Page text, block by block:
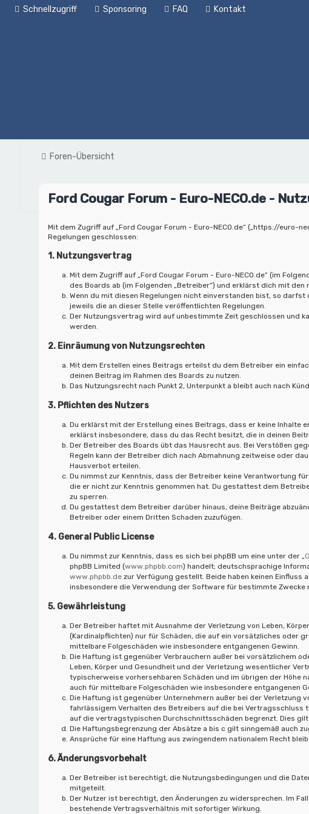
Schnellzugriff Sponsoring FAQ Kontakt
Foren-Übersicht
Ford Cougar Forum - Euro-NECO.de -
Mit dem Zugriff auf „Ford Cougar Forum - Euro-NECO.de“ („https://
Regelungen geschlossen:
1. Nutzungsvertrag
Mit dem Zugriff auf „Ford Cougar Forum - Euro-NECO.de“ (im
des Boards ab (im Folgenden „Betreiber“) und erklärst dich mit
Wenn du mit diesen Regelungen nicht einverstanden bist, so
jeweils die an dieser Stelle veröffentlichten Regelungen.
Der Nutzungsvertrag wird auf unbestimmte Zeit geschlossen und
werden.
2. Einräumung von Nutzungsrechten
Mit dem Erstellen eines Beitrags erteilst du dem Betreiber ein
deinen Beitrag im Rahmen des Boards zu nutzen.
Das Nutzungsrecht nach Punkt 2, Unterpunkt a bleibt auch nach
3. Pflichten des Nutzers
Du erklärst mit der Erstellung eines Beitrags, dass er keine Inhalte
erklärst insbesondere, dass du das Recht besitzt, die in deinen
Der Betreiber des Boards übt das Hausrecht aus. Bei Verstößen
Regeln kann der Betreiber dich nach Abmahnung zeitweise oder
Hausverbot erteilen.
Du nimmst zur Kenntnis, dass der Betreiber keine Verantwortung
die er nicht zur Kenntnis genommen hat. Du gestattest dem
zu sperren.
Du gestattest dem Betreiber darüber hinaus, deine Beiträge
Betreiber oder einem Dritten Schaden zuzufügen.
4. General Public License
Du nimmst zur Kenntnis, dass es sich bei phpBB um eine unter der „
phpBB Limited (www.phpbb.com) handelt; deutschsprachige
www.phpbb.dezur Verfügung gestellt. Beide haben keinen Einfluss
insbesondere die Verwendung der Software für bestimmte
5. Gewährleistung
Der Betreiber haftet mit Ausnahme der Verletzung von Leben,
(Kardinalpflichten) nur für Schäden, die auf ein vorsätzliches oder
mittelbare Folgeschäden wie insbesondere entgangenen Gewinn.
Die Haftung ist gegenüber Verbrauchern außer bei vorsätzlichem
Leben, Körper und Gesundheit und der Verletzung wesentlicher
typischerweise vorhersehbaren Schäden und im übrigen der
auch für mittelbare Folgeschäden wie insbesondere entgangenen
Die Haftung ist gegenüber Unternehmern außer bei der Verletzung
fahrlässigem Verhalten des Betreibers auf die bei Vertragsschluss
auf die vertragstypischen Durchschnittsschäden begrenzt. Dies
Die Haftungsbegrenzung der Absätze a bis c gilt sinngemäß auch
Ansprüche für eine Haftung aus zwingendem nationalem Recht
6. Änderungsvorbehalt
Der Betreiber ist berechtigt, die Nutzungsbedingungen und die
mitgeteilt.
Der Nutzer ist berechtigt, den Änderungen zu widersprechen. Im
bestehende Vertragsverhältnis mit sofortiger Wirkung.